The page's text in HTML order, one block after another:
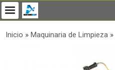
Inicio » Maquinaria de Limpieza »